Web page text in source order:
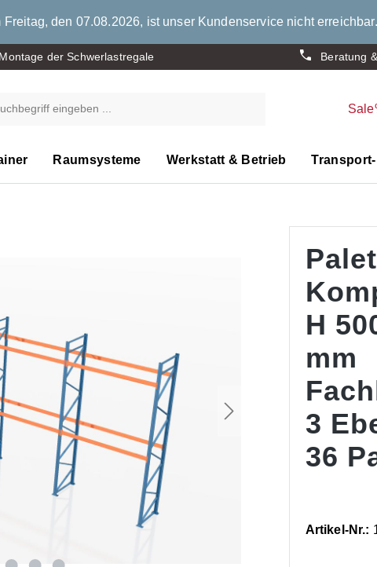
Freitag, den 07.08.2026, ist unser Kundenservice nicht erreichbar.
Montage der Schwerlastregale Beratung
Raumsysteme Werkstatt & Betrieb
H
mm
3
36
Artikel-Nr.: